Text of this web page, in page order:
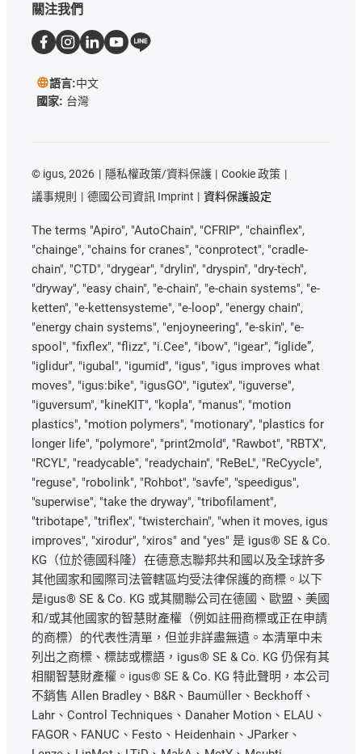
關注我們
語言:中文
國家: 台灣
© igus, 2026 隱私權政策/資料保護
Cookie 政策
議事規則
德國公司資訊 Imprint 資料保護設定
The terms "Apiro", "AutoChain", "CFRIP", "chainflex",
"chainge", "chains for cranes", "conprotect", "cradle-
chain", "CTD", "drygear", "drylin", "dryspin", "dry-tech",
"dryway", "easy chain", "e-chain", "e-chain systems", "e-
ketten", "e-kettensysteme", "e-loop", "energy chain",
"energy chain systems", "enjoyneering", "e-skin", "e-
spool", "fixflex", "flizz", "i.Cee", "ibow", "igear", “iglide”,
"iglidur", "igubal", "igumid", "igus", "igus improves what
moves", "igus:bike", "igusGO", "igutex", "iguverse",
"iguversum", "kineKIT", "kopla", "manus", "motion
plastics", "motion polymers", "motionary", "plastics for
longer life", "polymore", "print2mold", "Rawbot", "RBTX",
"RCYL", "readycable", "readychain", "ReBeL", "ReCyycle",
"reguse", "robolink", "Rohbot", "savfe", "speedigus",
"superwise", "take the dryway", "tribofilament",
"tribotape", "triflex", "twisterchain", "when it moves, igus
improves", "xirodur", "xiros" and "yes" 是 igus® SE & Co.
KG（位於德國科隆）在德意志聯邦共和國以及全球許多
其他國家和國際司法管轄區均受法律保護的商標。以下
是igus® SE & Co. KG 或其關聯公司在德國、歐盟、美國
和/或其他國家的智慧財產權（例如註冊商標或正在申請
的商標）的代表性清單，但並非詳盡無遺。本清單中未
列出之商標、標誌或標語，igus® SE & Co. KG 仍保有其
相關智慧財產權。igus® SE & Co. KG 特此聲明，本公司
不銷售 Allen Bradley、B&R、Baumüller、Beckhoff、
Lahr、Control Techniques、Danaher Motion、ELAU、
FAGOR、FANUC、Festo、Heidenhain、JParker、